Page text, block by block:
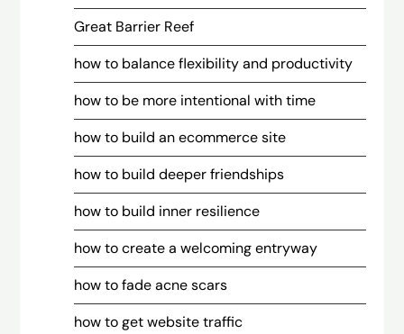
Great Barrier Reef
how to balance flexibility and productivity
how to be more intentional with time
how to build an ecommerce site
how to build deeper friendships
how to build inner resilience
how to create a welcoming entryway
how to fade acne scars
how to get website traffic